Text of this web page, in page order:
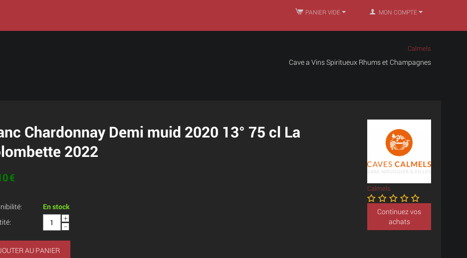
MON COMPTE
PANIER VIDE
Calmels
Cave a Vins Spiritueux Rhums et Champagnes
Chardonnay Demi muid 2020 13° 75 cl La
2022
€
En stock
+
−
AU PANIER
Calmels
Continuez vos
achats